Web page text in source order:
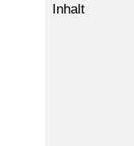
Inhalt